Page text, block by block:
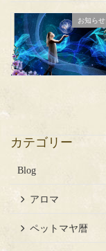
お知らせ
カテゴリー
Blog
アロマ
ペットマヤ暦